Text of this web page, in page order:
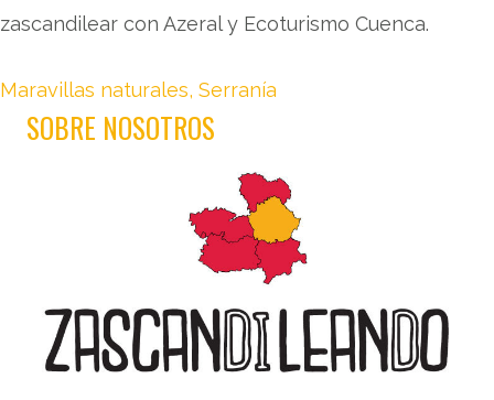
zascandilear con Azeral y Ecoturismo Cuenca.
Maravillas naturales, Serranía
SOBRE NOSOTROS